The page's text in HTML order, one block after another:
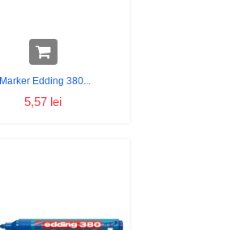
Marker Edding 380...
5,57 lei